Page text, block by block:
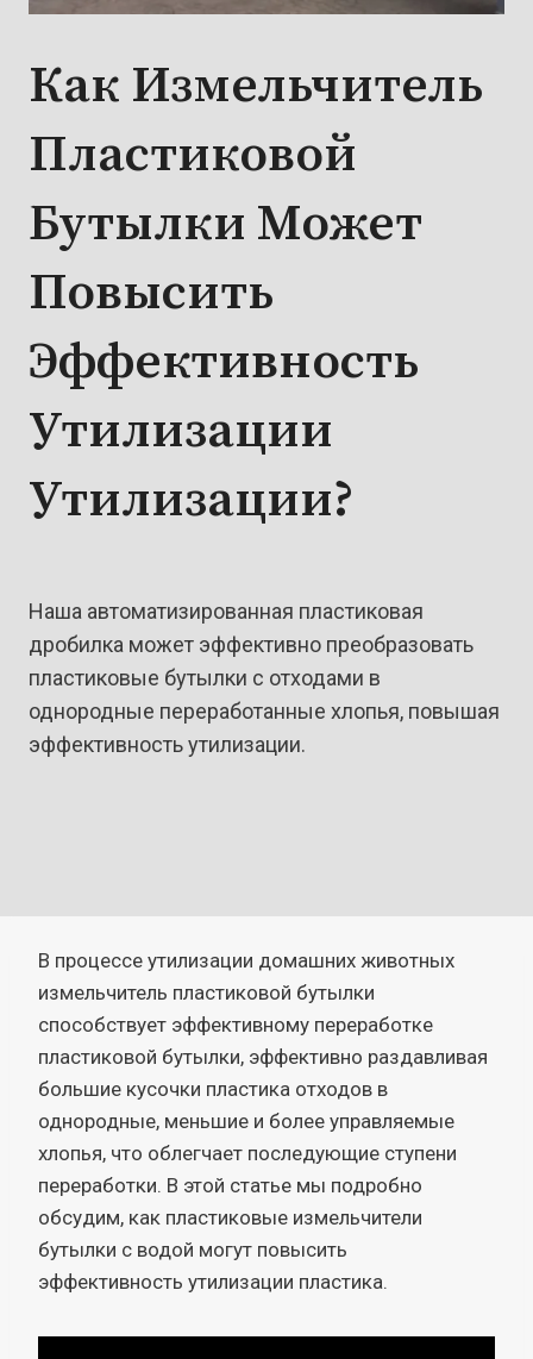
Как Измельчитель
Пластиковой
Бутылки Может
Повысить
Эффективность
Утилизации
Утилизации?
Наша автоматизированная пластиковая
дробилка может эффективно преобразовать
пластиковые бутылки с отходами в
однородные переработанные хлопья, повышая
эффективность утилизации.
В процессе утилизации домашних животных
измельчитель пластиковой бутылки
способствует эффективному переработке
пластиковой бутылки, эффективно раздавливая
большие кусочки пластика отходов в
однородные, меньшие и более управляемые
хлопья, что облегчает последующие ступени
переработки. В этой статье мы подробно
обсудим, как пластиковые измельчители
бутылки с водой могут повысить
эффективность утилизации пластика.